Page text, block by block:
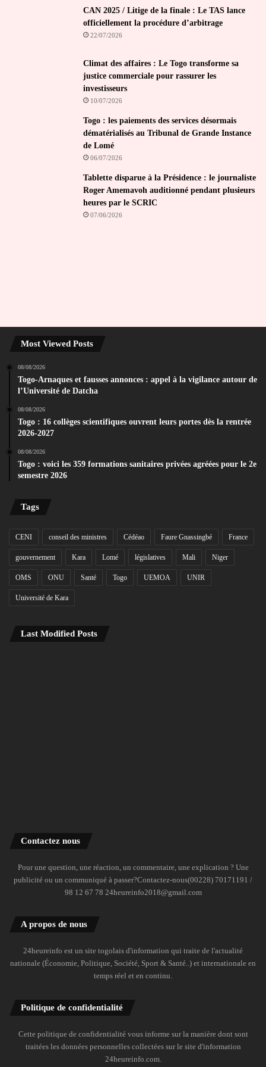
CAN 2025 / Litige de la finale : Le TAS lance
officiellement la procédure d’arbitrage
22/07/2026
Climat des affaires : Le Togo transforme sa
justice commerciale pour rassurer les
investisseurs
10/07/2026
Togo : les paiements des services désormais
dématérialisés au Tribunal de Grande Instance
de Lomé
06/07/2026
Tablette disparue à la Présidence : le journaliste
Roger Amemavoh auditionné pendant plusieurs
heures par le SCRIC
07/06/2026
Most Viewed Posts
08/08/2026
Togo-Arnaques et fausses annonces : appel à la vigilance autour de
l’Université de Datcha
08/08/2026
Togo : 16 collèges scientifiques ouvrent leurs portes dès la rentrée
2026-2027
08/08/2026
Togo : voici les 359 formations sanitaires privées agréées pour le 2e
semestre 2026
Tags
CENI conseil des ministres Cédéao Faure Gnassingbé France
gouvernement Kara Lomé législatives Mali Niger
OMS ONU Santé Togo UEMOA UNIR
Université de Kara
Last Modified Posts
Contactez nous
Pour une question, une réaction, un commentaire, une explication ? Une
publicité ou un communiqué à passer?Contactez-nous(00228) 70171191 /
98 12 67 78 24heureinfo2018@gmail.com
A propos de nous
24heureinfo est un site togolais d'information qui traite de l'actualité
nationale (Économie, Politique, Société, Sport & Santé..) et internationale en
temps réel et en continu.
Politique de confidentialité
Cette politique de confidentialité vous informe sur la manière dont sont
traitées les données personnelles collectées sur le site d'information
24heureinfo.com.